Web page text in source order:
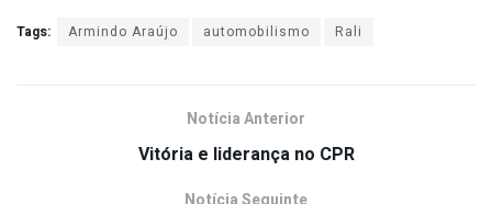
Tags: Armindo Araújo automobilismo Rali
Notícia Anterior
Vitória e liderança no CPR